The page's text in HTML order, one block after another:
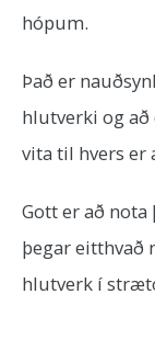
hópum.
Það er
hlutverki og að
vita til hvers er
Gott er að
þegar
hlutverk í